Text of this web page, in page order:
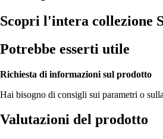
Scopri l'intera collezione
Potrebbe esserti utile
Richiesta di informazioni sul prodotto
Hai bisogno di consigli sui parametri o
Valutazioni del prodotto